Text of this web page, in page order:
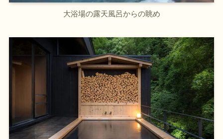
大浴場の露天風呂からの眺め